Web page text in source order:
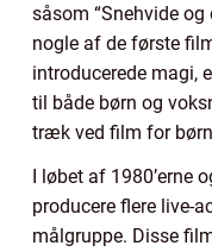
såsom “Snehvide
nogle af de første
introducerede magi,
til både børn og
træk ved film for
I løbet af 1980’erne
producere flere live-
målgruppe. Disse